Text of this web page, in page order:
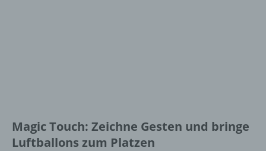
Magic Touch: Zeichne Gesten und bringe
Luftballons zum Platzen